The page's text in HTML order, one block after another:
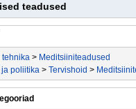
teadused
tehnika > Meditsiiniteadused
poliitika > Tervishoid >